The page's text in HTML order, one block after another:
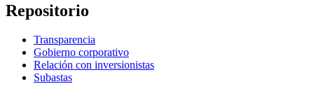
Repositorio
Transparencia
Gobierno corporativo
Relación con inversionistas
Subastas